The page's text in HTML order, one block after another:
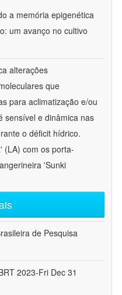
a memória epigenética
um avanço no cultivo
alterações
que
para aclimatização e/ou
sensível e dinâmica nas
o déficit hídrico.
(LA) com os porta-
'Sunki
de Pesquisa
2023-Fri Dec 31